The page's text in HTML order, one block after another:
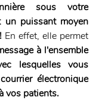
sous votre
un puissant moyen
En effet, elle permet
à l'ensemble
lesquelles vous
électronique
vos patients.